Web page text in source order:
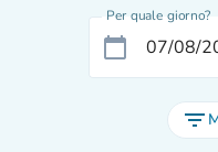
Per quale giorno?
calendar_today
filter_list